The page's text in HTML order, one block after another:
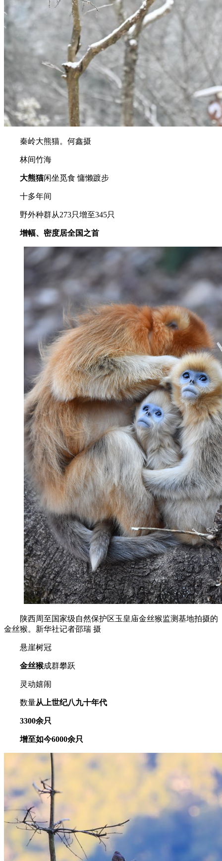
秦岭大熊猫。何鑫摄
林间竹海
大熊猫闲坐觅食 慵懒踱步
十多年间
野外种群从273只增至345只
增幅、密度居全国之首
陕西周至国家级自然保护区玉皇庙金丝猴监测基地拍摄的
金丝猴。新华社记者邵瑞 摄
悬崖树冠
金丝猴成群攀跃
灵动嬉闹
数量从上世纪八九十年代
3300余只
增至如今6000余只